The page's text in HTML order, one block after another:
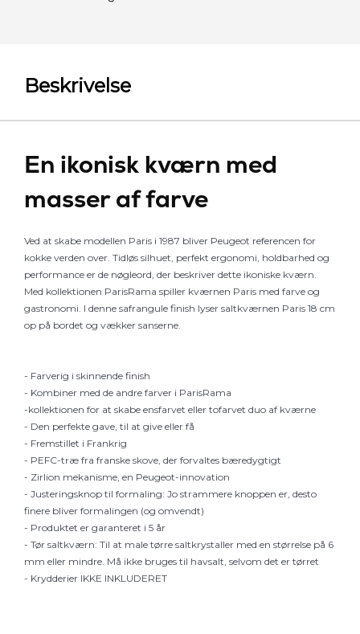
Beskrivelse
En ikonisk kværn med
masser af farve
Ved at skabe modellen Paris i 1987 bliver Peugeot referencen for
kokke verden over. Tidløs silhuet, perfekt ergonomi, holdbarhed og
performance er de nøgleord, der beskriver dette ikoniske kværn.
Med kollektionen ParisRama spiller kværnen Paris med farve og
gastronomi. I denne safrangule finish lyser saltkværnen Paris 18 cm
op på bordet og vækker sanserne.
- Farverig i skinnende finish
- Kombiner med de andre farver i ParisRama
-kollektionen for at skabe ensfarvet eller tofarvet duo af kværne
- Den perfekte gave, til at give eller få
- Fremstillet i Frankrig
- PEFC-træ fra franske skove, der forvaltes bæredygtigt
- Zirlion mekanisme, en Peugeot-innovation
- Justeringsknop til formaling: Jo strammere knoppen er, desto
finere bliver formalingen (og omvendt)
- Produktet er garanteret i 5 år
- Tør saltkværn: Til at male tørre saltkrystaller med en størrelse på 6
mm eller mindre. Må ikke bruges til havsalt, selvom det er tørret
- Krydderier IKKE INKLUDERET